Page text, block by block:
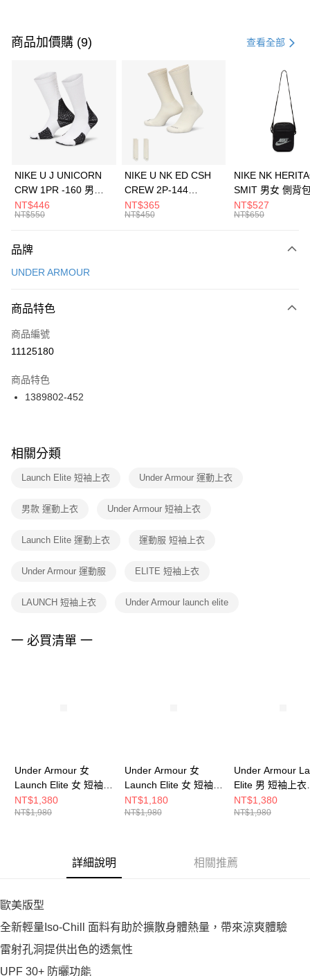
信用卡一次付款
3 期 0 利率 每期 21家銀行
合作金庫商業銀行
第一商業銀行
華南商業銀行
彰化商業銀行
上海商業儲蓄銀行
元大商業銀行
台灣樂天信用卡公司
Apple Pay
全盈+PAY
AFTEE先享後付
【關於「AFTEE先享後付」】
便利好安心！
３．安心：先確認商品／服務後，再付款。
【「AFTEE先享後付」結帳流程】
１．於結帳方式選擇「AFTEE先享後付」後，將跳轉至「AFTEE先享後付」
２．訂單成立數日內，您將收到繳費通知簡訊。
３．收到繳費通知簡訊後14天內，點擊此簡訊中的連結，可透過四大超商／
ATM／網路銀行／等多元方式進行付款，方視為交易完成。
※ 交易是否成功請以「AFTEE先享後付 」之結帳頁面顯示為準，若有關於
是否繳費成功／繳費後需取消欲退款等相關疑問，請聯繫「AFTEE先享後付
客戶支援中心」https://netprotections.freshdesk.com/support/home
１．透過由恩沛科技股份有限公司提供之「AFTEE先享後付」服務完成之交
權轉讓予恩沛科技股份有限公司。
３．未成年的使用者請事先徵得法定代理人或監護人之同意方可使用
任。
請求用戶進行身份認證。
５．嚴禁一人註冊多個帳號或使用他人資訊註冊。若發現惡意使用之情形，
運送方式
每筆NT$100，滿NT$1,500(含以上)免運費
宅配
每筆NT$100，滿NT$1,500(含以上)免運費
付款後門市自取
每筆NT$100，滿NT$1,500(含以上)免運費
商品加價購 (9) 查看全部
NIKE U J UNICORN
CRW 1PR -160 男女
中統襪 FZ3393100
NT$446
NT$550
NIKE U NK ED CSH
CREW 2P-144
EMBRDY 男女 短統襪
FZ3073133
NT$365
NT$450
NIKE NK
SMIT 男女 側背
BA5871010
NT$527
NT$650
品牌
UNDER ARMOUR
商品特色
商品編號
11125180
商品特色
1389802-452
相關分類
Launch Elite 短袖上衣 Under Armour 運動上衣
男款 運動上衣 Under Armour 短袖上衣
Launch Elite 運動上衣 運動服 短袖上衣
Under Armour 運動服 ELITE 短袖上衣
LAUNCH 短袖上衣 Under Armour launch elite
一 必買清單 一
Under Armour 女
Launch Elite 女 短袖上
衣 1389564-100
NT$1,380
NT$1,980
Under Armour 女
Launch Elite 女 短袖上
衣 1389564-009
NT$1,180
NT$1,980
Under Armour
Elite 男 短袖上衣
1389802-100
NT$1,380
NT$1,980
詳細說明 相關推薦
歐美版型
全新輕量Iso-Chill 面料有助於擴散身體熱量，帶來涼爽體驗
雷射孔洞提供出色的透氣性
UPF 30+ 防曬功能